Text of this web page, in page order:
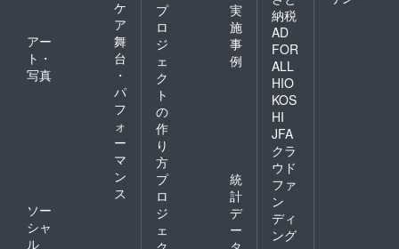
ケ
ア
アー
ト・
写真
舞
台
・
パ
フ
ォ
ー
マ
ン
ス
ソー
シャ
ル
プ
ロ
ジ
ェ
ク
ト
の
作
り
方
実
施
事
例
プ
ロ
ジ
ェ
統
計
デ
ー
納税
AD
FOR
ALL
HIO
KOS
HI
JFA
クラ
ウド
ファ
ン
ディ
ング